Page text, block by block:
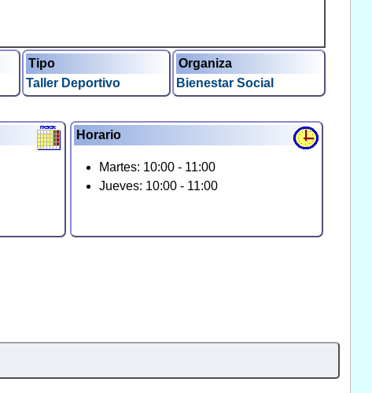
Tipo
Taller Deportivo
Organiza
Bienestar Social
Horario
Martes: 10:00 - 11:00
Jueves: 10:00 - 11:00